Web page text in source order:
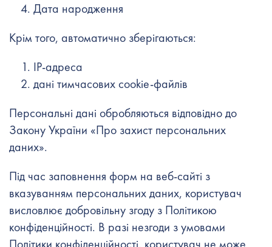
Дата народження
Крім того, автоматично зберігаються:
IP-адреса
дані тимчасових cookie-файлів
Персональні дані обробляються відповідно до
Закону України «Про захист персональних
даних».
Під час заповнення форм на веб-сайті з
вказуванням персональних даних, користувач
висловлює добровільну згоду з Політикою
конфіденційності. В разі незгоди з умовами